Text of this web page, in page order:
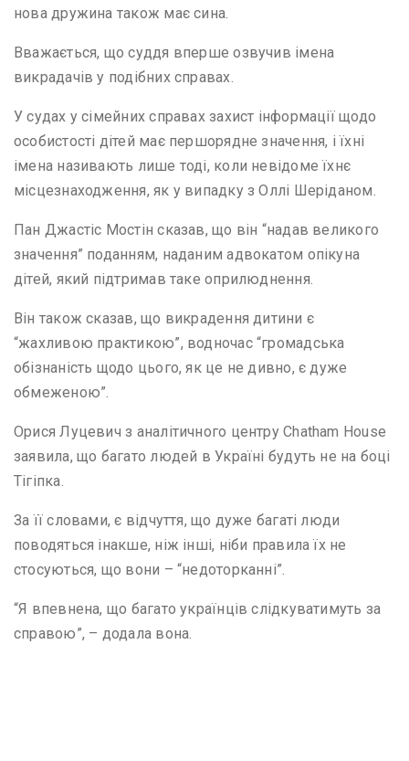
нова дружина також має сина.
Вважається, що суддя вперше озвучив імена
викрадачів у подібних справах.
У судах у сімейних справах захист інформації щодо
особистості дітей має першорядне значення, і їхні
імена називають лише тоді, коли невідоме їхнє
місцезнаходження, як у випадку з Оллі Шеріданом.
Пан Джастіс Мостін сказав, що він “надав великого
значення” поданням, наданим адвокатом опікуна
дітей, який підтримав таке оприлюднення.
Він також сказав, що викрадення дитини є
“жахливою практикою”, водночас “громадська
обізнаність щодо цього, як це не дивно, є дуже
обмеженою”.
Орися Луцевич з аналітичного центру Chatham House
заявила, що багато людей в Україні будуть не на боці
Тігіпка.
За її словами, є відчуття, що дуже багаті люди
поводяться інакше, ніж інші, ніби правила їх не
стосуються, що вони – “недоторканні”.
“Я впевнена, що багато українців слідкуватимуть за
справою”, – додала вона.